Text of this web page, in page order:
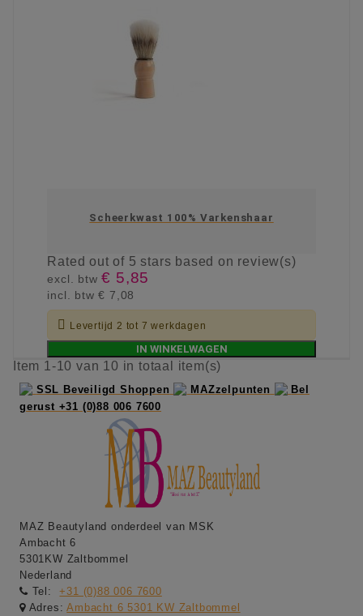
Scheerkwast 100% Varkenshaar
Ratedout of 5 stars based on review(s)
excl. btw€ 5,85
incl. btw€ 7,08
 Levertijd 2 tot 7 werkdagen
IN WINKELWAGEN
Item 1-10 van 10 in totaal item(s)
SSL Beveiligd Shoppen MAZzelpunten
Bel
gerust +31 (0)88 006 7600
MAZ Beautyland onderdeel van MSK
Ambacht 6
5301KW Zaltbommel
Nederland
Tel:
+31 (0)88 006 7600
Adres:Ambacht 6 5301 KW Zaltbommel